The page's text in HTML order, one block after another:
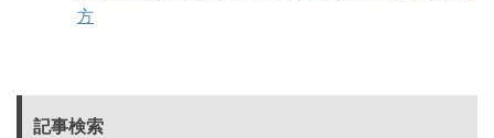
方
記事検索